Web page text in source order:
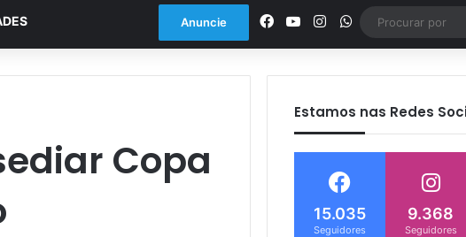
Anuncie Facebook
YouTubeInstagramWhatsApp
Copa
Estamos nas Redes
15.035
Seguidores
9.368
Seguidores